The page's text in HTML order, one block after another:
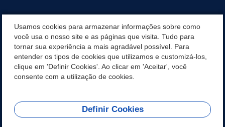
INFORMATIVO PIT
SEGUNDA VIA IPTU
REDES SOCIAIS
Usamos cookies para armazenar informações sobre como
você usa o nosso site e as páginas que visita. Tudo para
tornar sua experiência a mais agradável possível. Para
entender os tipos de cookies que utilizamos e customizá-los,
clique em 'Definir Cookies'. Ao clicar em 'Aceitar', você
consente com a utilização de cookies.
Definir Cookies